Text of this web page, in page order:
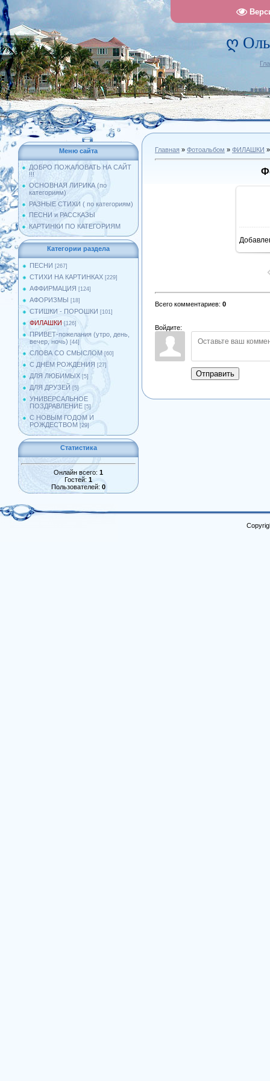
ღ
Меню сайта
ДОБРО ПОЖАЛОВАТЬ НА САЙТ
!!!
ОСНОВНАЯ ЛИРИКА (по
категориям)
РАЗНЫЕ СТИХИ ( по категориям)
ПЕСНИ и РАССКАЗЫ
КАРТИНКИ ПО КАТЕГОРИЯМ
Категории раздела
ПЕСНИ [267]
СТИХИ НА КАРТИНКАХ [229]
АФФИРМАЦИЯ [124]
АФОРИЗМЫ [18]
СТИШКИ - ПОРОШКИ [101]
ФИЛАШКИ [126]
ПРИВЕТ-пожелания (утро, день,
вечер, ночь) [44]
СЛОВА СО СМЫСЛОМ [60]
С ДНЁМ РОЖДЕНИЯ [27]
ДЛЯ ЛЮБИМЫХ [5]
ДЛЯ ДРУЗЕЙ [5]
УНИВЕРСАЛЬНОЕ
ПОЗДРАВЛЕНИЕ [5]
С НОВЫМ ГОДОМ И
РОЖДЕСТВОМ [29]
Статистика
Онлайн всего: 1
Гостей: 1
Пользователей: 0
Главная » Фотоальбом » ФИЛАШКИ
Всего комментариев: 0
Войдите:
Отправить